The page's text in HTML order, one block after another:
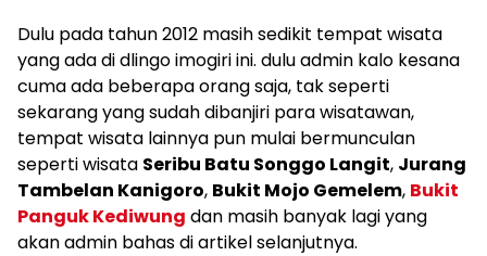
Dulu pada tahun 2012 masih sedikit tempat wisata
yang ada di dlingo imogiri ini. dulu admin kalo kesana
cuma ada beberapa orang saja, tak seperti
sekarang yang sudah dibanjiri para wisatawan,
tempat wisata lainnya pun mulai bermunculan
seperti wisata Seribu Batu Songgo Langit, Jurang
Tambelan Kanigoro, Bukit Mojo Gemelem, Bukit
Panguk Kediwung dan masih banyak lagi yang
akan admin bahas di artikel selanjutnya.